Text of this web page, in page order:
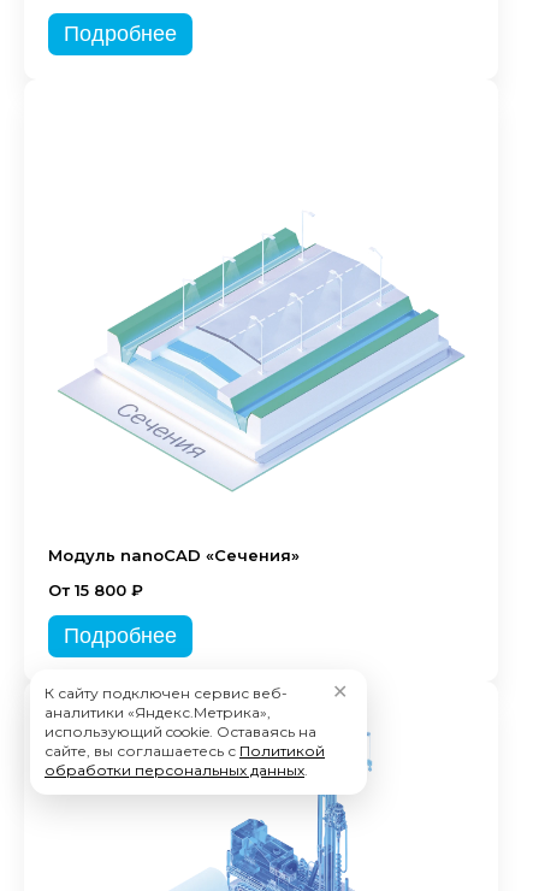
Подробнее
Модуль nanoCAD «Сечения»
От 15 800 ₽
Подробнее
К сайту подключен сервис веб-
аналитики «Яндекс.Метрика»,
использующий cookie. Оставаясь на
сайте, вы соглашаетесь с Политикой
обработки персональных данных.
✕